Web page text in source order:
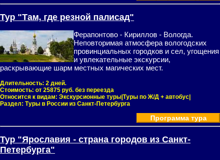
Тур "Там, где резной палисад"
Ферапонтово - Кириллов - Вологда.
Неповторимая атмосфера вологодских
провинциальных городков и сел, угощения
и увлекательные экскурсии,
раскрывающие шарм местных магических мест.
Длительность: 2 дней.
Стоимость: от 25875 руб. без переезда
Относится к видам: Экскурсионные туры|Туры по Ж/Д + автобус|
Раздел: Туры в России из Санкт-Петербурга
Программа тура
Тур "Ярославия - страна городов из Санкт‑
Петербурга"